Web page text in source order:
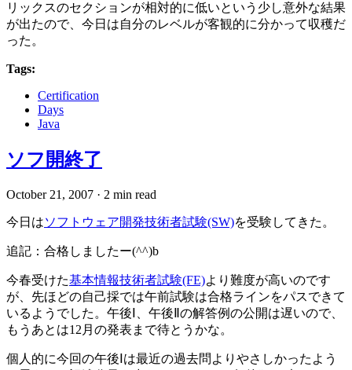
リックスのセクションが相対的に低いという少し意外な結果
が出たので、今日は自分のレベルが客観的に分かって収穫だ
った。
Tags:
Certification
Days
Java
ソフ開終了
October 21, 2007 · 2 min read
今日はソフトウェア開発技術者試験(SW)を受験してきた。
追記：合格しましたー(^^)b
今春受けた基本情報技術者試験(FE)より難度が高いのです
が、先ほどの自己採では午前試験は合格ラインをパスできて
いるようでした。午後Ⅰ、午後Ⅱの解答例の公開は遅いので、
もうあとは12月の発表まで待とうかな。
個人的に今回の午後Ⅰは最近の過去問よりやさしかったよう